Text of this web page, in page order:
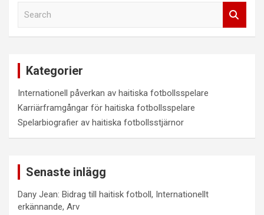
Kategorier
Internationell påverkan av haitiska fotbollsspelare
Karriärframgångar för haitiska fotbollsspelare
Spelarbiografier av haitiska fotbollsstjärnor
Senaste inlägg
Dany Jean: Bidrag till haitisk fotboll, Internationellt
erkännande, Arv